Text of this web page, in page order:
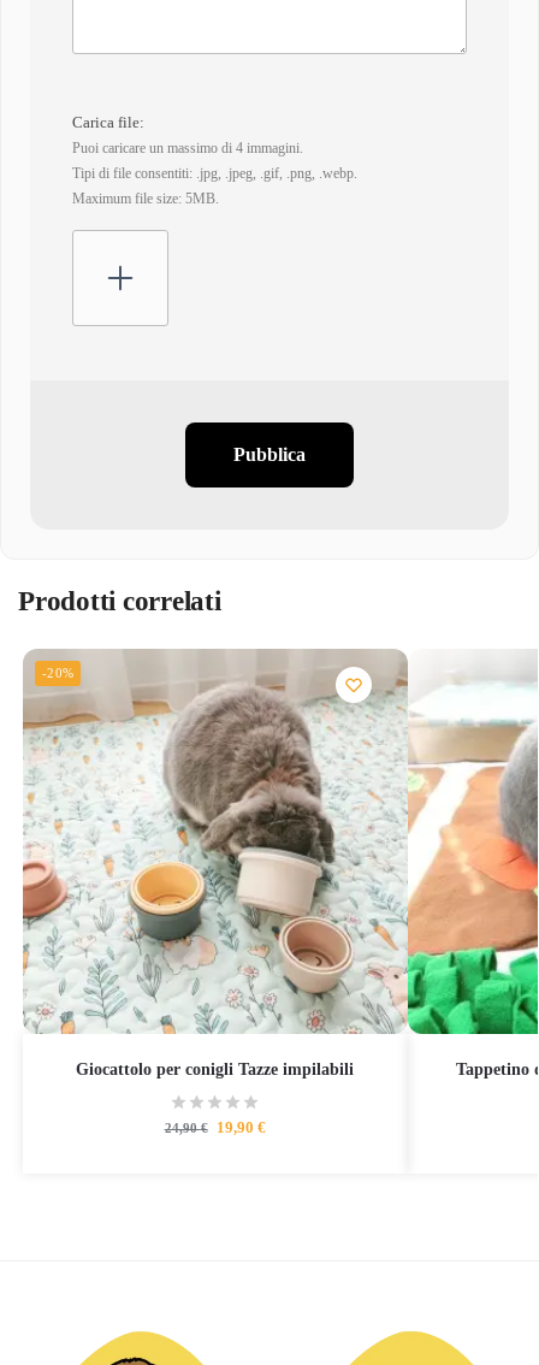
Carica file:
Puoi caricare un massimo di 4 immagini.
Tipi di file consentiti: .jpg, .jpeg, .gif, .png, .webp.
Maximum file size: 5MB.
Pubblica
Prodotti correlati
-20%
Giocattolo per conigli Tazze impilabili
24,90€ 19,90 €
Tappetino